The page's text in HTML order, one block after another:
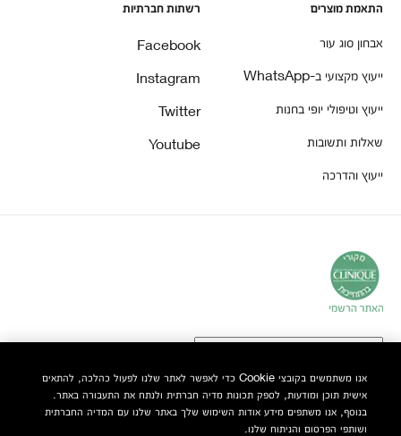
התאמת מוצרים
אבחון סוג עור
ייעוץ מקצועי ב-WhatsApp
ייעוץ וטיפולי יופי בחנות
שאלות ותשובות
ייעוץ והדרכה
רשתות חברתיות
Facebook
Instagram
Twitter
Youtube
אנו משתמשים בקובצי Cookie כדי לאפשר לאתר שלנו לפעול כהלכה, להתאים
אישית תוכן ומודעות, לספק תכונות מדיה חברתית ולנתח את התעבורה באתר.
בנוסף, אנו משתפים מידע אודות השימוש שלך באתר שלנו עם המדיה החברתית
ושותפי הפרסום והניתוח שלנו.